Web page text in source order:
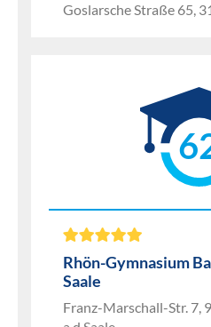
Goslarsche Straße 65,
Rhön-Gymnasium
Saale
Franz-Marschall-Str. 7,